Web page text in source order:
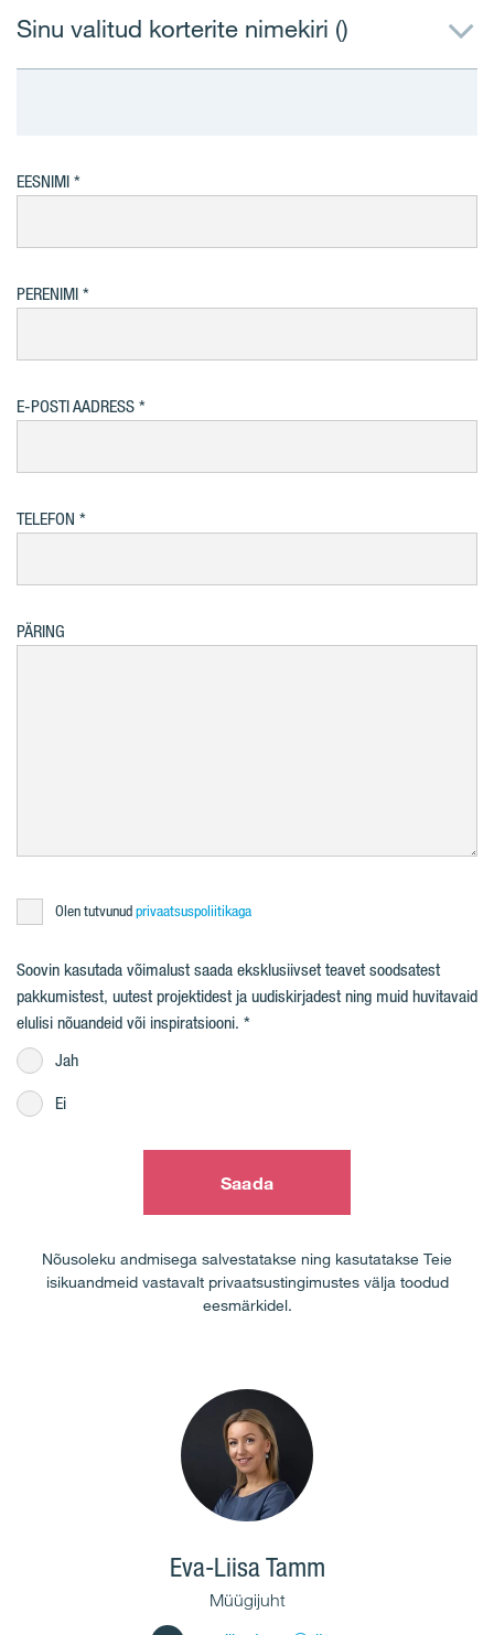
Sinu valitud korterite nimekiri ()
EESNIMI
PERENIMI
E-POSTI AADRESS
TELEFON
PÄRING
Olen tutvunudprivaatsuspoliitikaga
Soovin kasutada võimalust saada eksklusiivset teavet soodsatest
pakkumistest, uutest projektidest ja uudiskirjadest ning muid huvitavaid
elulisi nõuandeid või inspiratsiooni.
Jah
Ei
Saada
Nõusoleku andmisega salvestatakse ning kasutatakse Teie
isikuandmeid vastavalt privaatsustingimustes välja toodud
eesmärkidel.
Eva-Liisa Tamm
Müügijuht